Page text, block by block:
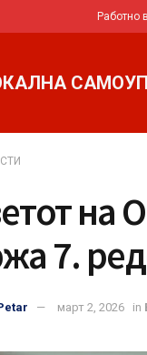
Работно
на
7.
март 2, 2026 in